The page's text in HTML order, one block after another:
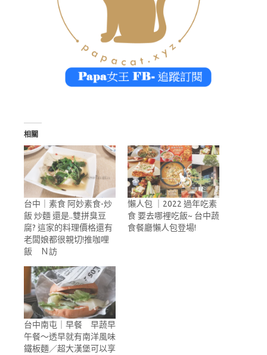
相關
台中｜素食 阿妙素食-炒
飯 炒麵 還是..雙拼臭豆
腐? 這家的料理價格還有
老闆娘都很親切!推咖哩
飯 Ｎ訪
懶人包 ｜2022 過年吃素
食 要去哪裡吃飯~ 台中蔬
食餐廳懶人包登場!
台中南屯｜早餐 早蔬早
午餐～透早就有南洋風味
鐵板麵／超大漢堡可以享